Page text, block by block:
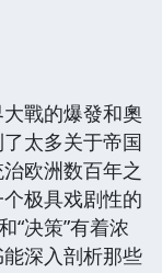
戰的爆發和奧
太多关于帝国
欧洲数百年之
极具戏剧性的
“决策”有着浓
深入剖析那些